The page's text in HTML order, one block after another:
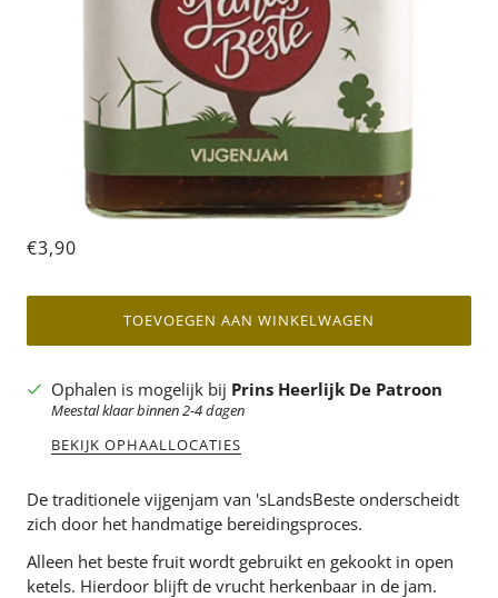
€3,90
TOEVOEGEN AAN WINKELWAGEN
Ophalen is mogelijk bij Prins Heerlijk De Patroon
Meestal klaar binnen 2-4 dagen
BEKIJK OPHAALLOCATIES
De traditionele vijgenjam van 'sLandsBeste onderscheidt
zich door het handmatige bereidingsproces.
Alleen het beste fruit wordt gebruikt en gekookt in open
ketels. Hierdoor blijft de vrucht herkenbaar in de jam.